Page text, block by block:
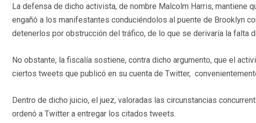
La defensa de dicho activista, de nombre Malcolm Harris, mantiene
engañó a los manifestantes conduciéndolos al puente de Brooklyn
detenerlos por obstrucción del tráfico, de lo que se derivaría la falta
No obstante, la fiscalía sostiene, contra dicho argumento, que el
ciertos tweets que publicó en su cuenta de Twitter,
Dentro de dicho juicio, el juez, valoradas las circunstancias
ordenó a Twitter a entregar los citados tweets.